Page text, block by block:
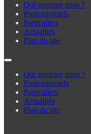
Qui sommes nous ?
Professionnels
Particuliers
Actualités
Plan du site
Qui sommes nous ?
Professionnels
Particuliers
Actualités
Plan du site